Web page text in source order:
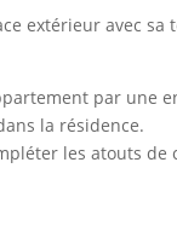
extérieur avec
par une
la résidence.
les atouts de